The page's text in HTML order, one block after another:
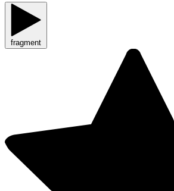
fragment